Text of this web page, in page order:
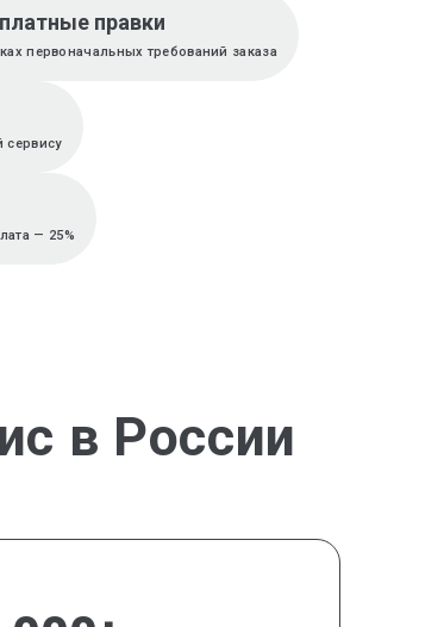
правки
первоначальных требований заказа
— 25%
в России